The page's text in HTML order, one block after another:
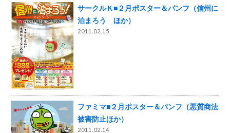
サークルＫ■２月ポスター＆パンフ（信州に
泊まろう ほか）
2011.02.15
ファミマ■２月ポスター＆パンフ（悪質商法
被害防止ほか）
2011.02.14